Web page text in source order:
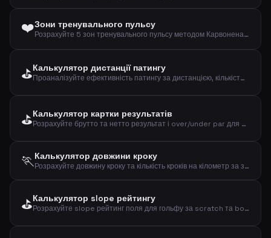
❤️Зони тренувального пульсу
Розрахуйте 5 зон тренувального пульсу методом Карвонена на основі віку та пульсу у спокої
⛳Калькулятор дистанції патингу
Проаналізуйте ефективність патингу за дистанцією, кількістю та влучаннями
⛳Калькулятор картки результатів
Розрахуйте брутто та нетто результат і over/under par для раунду гольфу
🏃Калькулятор довжини кроку
Розрахуйте довжину кроку та кількість кроків на кілометр за зростом та статтю
⛳Калькулятор slope рейтингу
Розрахуйте slope рейтинг поля для гольфу за scratch та bogey рейтингами